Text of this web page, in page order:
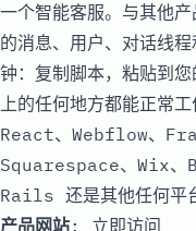
一个智能客服。与其他
的消息、用户、对话线
钟：复制脚本，粘贴到
上的任何地方都能正常
React、Webflow、
Squarespace、Wix
Rails 还是其他任何平
产品网站: 立即访问